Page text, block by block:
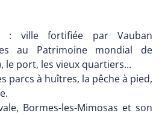
: ville fortifiée par Vauban
au Patrimoine mondial de
le port, les vieux quartiers...
parcs à huîtres, la pêche à pied,
Bormes-les-Mimosas et son